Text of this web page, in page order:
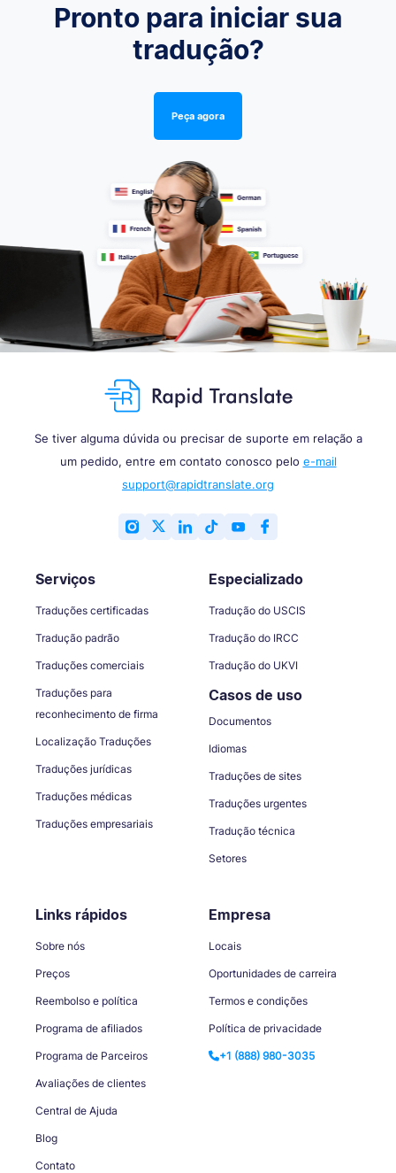
Pronto para iniciar sua
tradução?
Peça agora
Se tiver alguma dúvida ou precisar de suporte em relação a
um pedido, entre em contato conosco pelo e-mail
support@rapidtranslate.org
Serviços
Traduções certificadas
Tradução padrão
Traduções comerciais
Traduções para
reconhecimento de firma
Localização Traduções
Traduções jurídicas
Traduções médicas
Traduções empresariais
Especializado
Tradução do USCIS
Tradução do IRCC
Tradução do UKVI
Casos de uso
Documentos
Idiomas
Traduções de sites
Traduções urgentes
Tradução técnica
Setores
Links rápidos
Sobre nós
Preços
Reembolso e política
Programa de afiliados
Programa de Parceiros
Avaliações de clientes
Central de Ajuda
Blog
Contato
Empresa
Locais
Oportunidades de carreira
Termos e condições
Política de privacidade
+1 (888) 980-3035